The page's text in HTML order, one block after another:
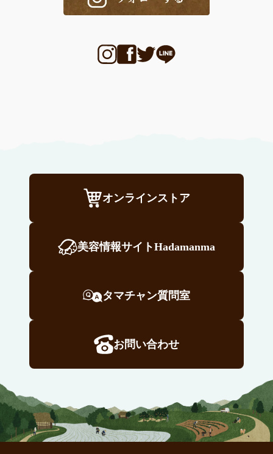
オンラインストア
美容情報サイトHadamanma
タマチャン質問室
お問い合わせ